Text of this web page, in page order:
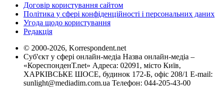
Договір користування сайтом
Політика у сфері конфіденційності і персональних даних
Угода щодо користування
Редакція
© 2000-2026, Korrespondent.net
Суб'єкт у сфері онлайн-медіа Назва онлайн-медіа –
«КореспонденТ.net» Адреса: 02091, місто Київ,
ХАРКІВСЬКЕ ШОСЕ, будинок 172-Б, офіс 208/1 E-mail:
sunlight@mediadim.com.ua Телефон: 044-205-43-00